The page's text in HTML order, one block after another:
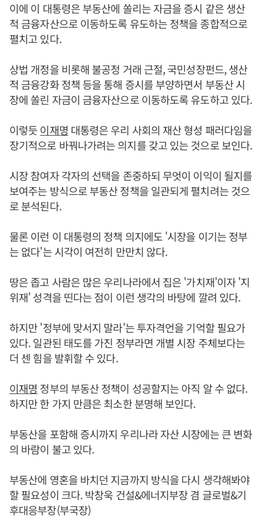
이에 이 대통령은 부동산에 쏠리는 자금을 증시 같은 생산
적 금융자산으로 이동하도록 유도하는 정책을 종합적으로
펼치고 있다.
상법 개정을 비롯해 불공정 거래 근절, 국민성장펀드, 생산
적 금융강화 정책 등을 통해 증시를 부양하면서 부동산 시
장에 쏠린 자금이 금융자산으로 이동하도록 유도하고 있다.
이렇듯이재명 대통령은 우리 사회의 재산 형성 패러다임을
장기적으로 바꿔나가려는 의지를 갖고 있는 것으로 보인다.
시장 참여자 각자의 선택을 존중하되 무엇이 이익이 될지를
보여주는 방식으로 부동산 정책을 일관되게 펼치려는 것으
로 분석된다.
물론 이런 이 대통령의 정책 의지에도 '시장을 이기는 정부
는 없다'는 시각이 여전히 만만치 않다.
땅은 좁고 사람은 많은 우리나라에서 집은 '가치재'이자 '지
위재' 성격을 띤다는 점이 이런 생각의 바탕에 깔려 있다.
하지만 '정부에 맞서지 말라'는 투자격언을 기억할 필요가
있다. 일관된 태도를 가진 정부라면 개별 시장 주체보다는
더 센 힘을 발휘할 수 있다.
이재명 정부의 부동산 정책이 성공할지는 아직 알 수 없다.
하지만 한 가지 만큼은 최소한 분명해 보인다.
부동산을 포함해 증시까지 우리나라 자산 시장에는 큰 변화
의 바람이 불고 있다.
부동산에 영혼을 바치던 지금까지 방식을 다시 생각해봐야
할 필요성이 크다. 박창욱 건설&에너지부장 겸 글로벌&기
후대응부장(부국장)